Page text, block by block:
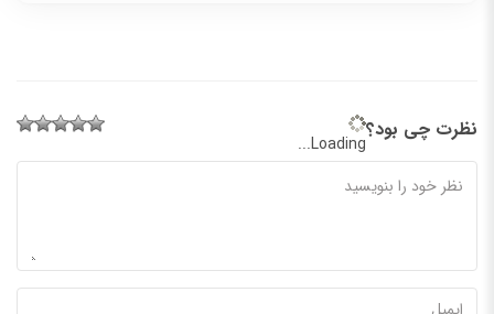
نظرت چی بود؟
Loading...